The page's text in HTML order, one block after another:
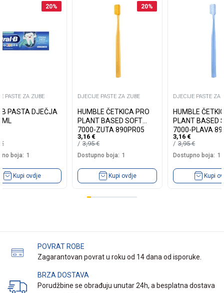
20%
PASTE ZA ZUBE
B PASTA DJEČJA
€
boja: 1
Kupi ovdje
20%
DJECIJE PASTE ZA ZUBE
HUMBLE ČETKICA PRO
PLANT BASED SOFT
7000-ZUTA 890PR05
3,16 €
3,95€
Dostupno boja: 1
Kupi ovdje
DJECIJE PASTE ZA
HUMBLE
PLANT BASED
7000-PLAVA
3,16 €
3,95€
Dostupno boja: 1
Kupi
POVRAT ROBE
Zagarantovan povrat u roku od 14 dana od isporuke.
BRZA DOSTAVA
Porudžbine se obrađuju unutar 24h, a besplatna dostava